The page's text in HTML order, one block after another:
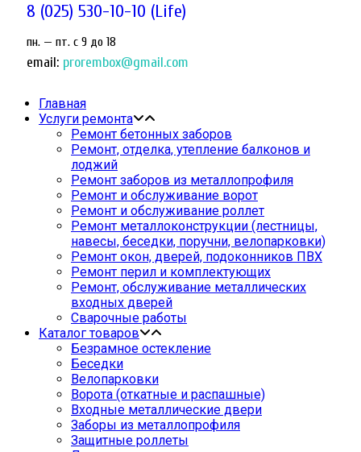
8 (025) 530-10-10 (Life)
пн. — пт. c 9 до 18
email: prorembox@gmail.com
Главная
Услуги ремонта
Ремонт бетонных заборов
Ремонт, отделка, утепление балконов и
лоджий
Ремонт заборов из металлопрофиля
Ремонт и обслуживание ворот
Ремонт и обслуживание роллет
Ремонт металлоконструкции (лестницы,
навесы, беседки, поручни, велопарковки)
Ремонт окон, дверей, подоконников ПВХ
Ремонт перил и комплектующих
Ремонт, обслуживание металлических
входных дверей
Сварочные работы
Каталог товаров
Безрамное остекление
Беседки
Велопарковки
Ворота (откатные и распашные)
Входные металлические двери
Заборы из металлопрофиля
Защитные роллеты